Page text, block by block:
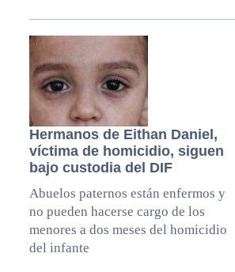
Hermanos de Eithan Daniel,
víctima de homicidio, siguen
bajo custodia del DIF
Abuelos paternos están enfermos y
no pueden hacerse cargo de los
menores a dos meses del homicidio
del infante